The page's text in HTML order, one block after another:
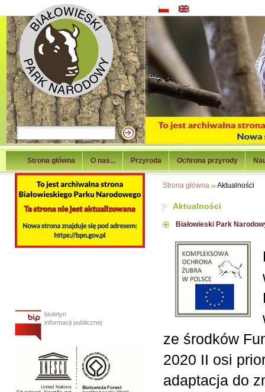
Strona główna O nas... Przyroda Ochrona przyrody
biuletyn
informacji publicznej
Strona główna Aktualności
Aktualności
Białowieski Park
ze środków
2020 II osi
adaptacja do